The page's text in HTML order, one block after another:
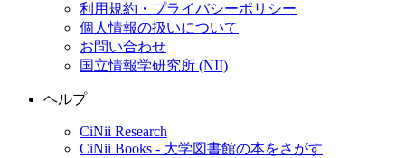
利用規約・プライバシーポリシー
個人情報の扱いについて
お問い合わせ
国立情報学研究所 (NII)
ヘルプ
CiNii Research
CiNii Books - 大学図書館の本をさがす